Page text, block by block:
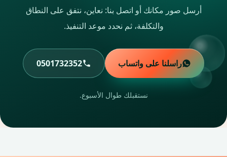
أرسل صور مكانك أو اتصل بنا: نعاين، نتفق على النطاق
والتكلفة، ثم نحدد موعد التنفيذ.
راسلنا على واتساب 0501732352
نستقبلك طوال الأسبوع.